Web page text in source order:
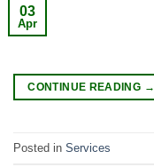
03
Apr
CONTINUE READING →
Posted in Services